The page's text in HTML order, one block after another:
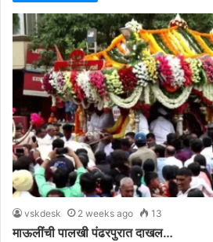
vskdesk 2 weeks ago 13
माऊलींची पालखी पंढरपुरात दाखल…